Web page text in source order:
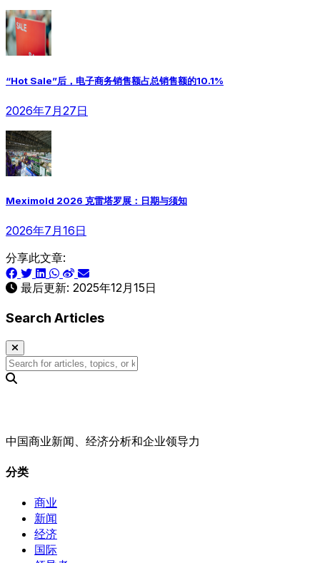
“Hot Sale”后，电子商务销售额占总销售额的10.1%
2026年7月27日
Meximold 2026 克雷塔罗展：日期与须知
2026年7月16日
分享此文章:
最后更新: 2025年12月15日
Search Articles
中国商业新闻、经济分析和企业领导力
分类
商业
新闻
经济
国际